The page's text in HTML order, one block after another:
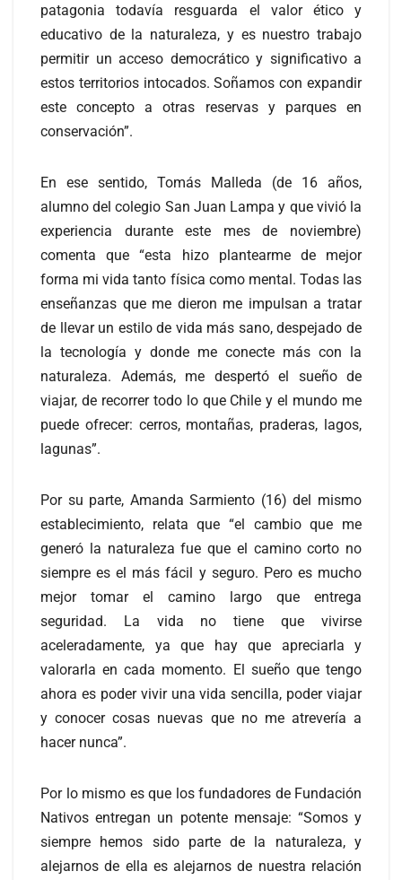
patagonia todavía resguarda el valor ético y
educativo de la naturaleza, y es nuestro trabajo
permitir un acceso democrático y significativo a
estos territorios intocados. Soñamos con expandir
este concepto a otras reservas y parques en
conservación”.
En ese sentido, Tomás Malleda (de 16 años,
alumno del colegio San Juan Lampa y que vivió la
experiencia durante este mes de noviembre)
comenta que “esta hizo plantearme de mejor
forma mi vida tanto física como mental. Todas las
enseñanzas que me dieron me impulsan a tratar
de llevar un estilo de vida más sano, despejado de
la tecnología y donde me conecte más con la
naturaleza. Además, me despertó el sueño de
viajar, de recorrer todo lo que Chile y el mundo me
puede ofrecer: cerros, montañas, praderas, lagos,
lagunas”.
Por su parte, Amanda Sarmiento (16) del mismo
establecimiento, relata que “el cambio que me
generó la naturaleza fue que el camino corto no
siempre es el más fácil y seguro. Pero es mucho
mejor tomar el camino largo que entrega
seguridad. La vida no tiene que vivirse
aceleradamente, ya que hay que apreciarla y
valorarla en cada momento. El sueño que tengo
ahora es poder vivir una vida sencilla, poder viajar
y conocer cosas nuevas que no me atrevería a
hacer nunca”.
Por lo mismo es que los fundadores de Fundación
Nativos entregan un potente mensaje: “Somos y
siempre hemos sido parte de la naturaleza, y
alejarnos de ella es alejarnos de nuestra relación